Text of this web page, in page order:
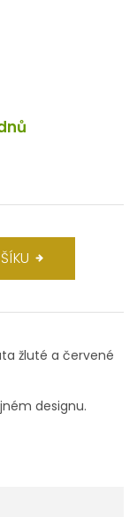
žluté a červené
designu.